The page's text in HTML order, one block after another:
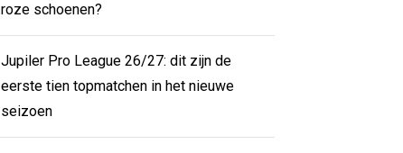
roze schoenen?
Jupiler Pro League 26/27: dit zijn de
eerste tien topmatchen in het nieuwe
seizoen